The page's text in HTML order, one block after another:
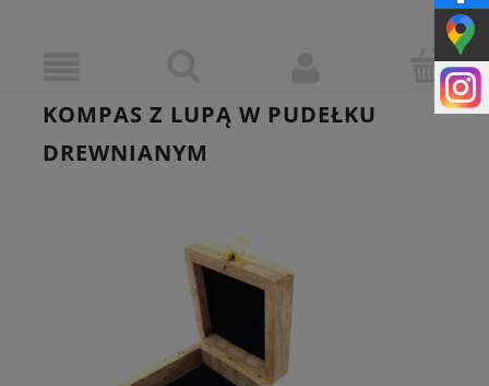
KOMPAS Z LUPĄ W PUDEŁKU
DREWNIANYM